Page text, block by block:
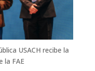
USACH recibe la
la FAE